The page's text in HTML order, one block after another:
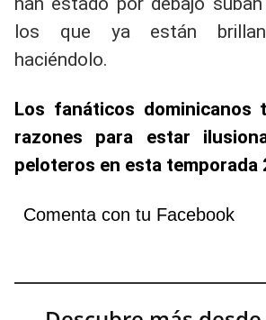
los que ya están
haciéndolo.
Los fanáticos dominicanos
razones para estar
peloteros en esta temporada
Comenta con tu Facebook